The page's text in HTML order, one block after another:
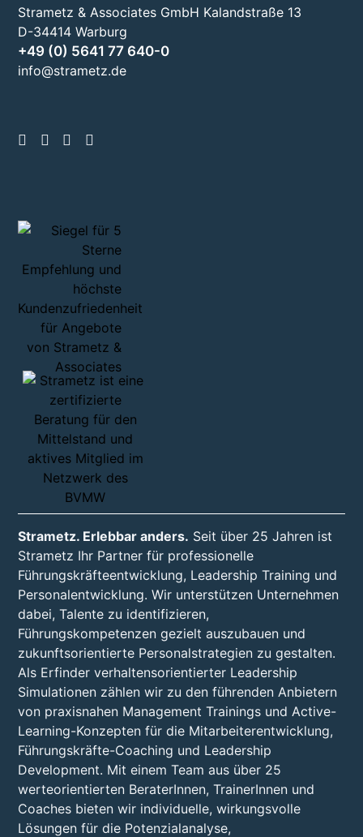
Strametz & Associates GmbH Kalandstraße 13
D-34414 Warburg
+49 (0) 5641 77 640-0
info@strametz.de
Strametz. Erlebbar anders. Seit über 25 Jahren ist
Strametz Ihr Partner für professionelle
Führungskräfteentwicklung, Leadership Training und
Personalentwicklung. Wir unterstützen Unternehmen
dabei, Talente zu identifizieren,
Führungskompetenzen gezielt auszubauen und
zukunftsorientierte Personalstrategien zu gestalten.
Als Erfinder verhaltensorientierter Leadership
Simulationen zählen wir zu den führenden Anbietern
von praxisnahen Management Trainings und Active-
Learning-Konzepten für die Mitarbeiterentwicklung,
Führungskräfte-Coaching und Leadership
Development. Mit einem Team aus über 25
werteorientierten BeraterInnen, TrainerInnen und
Coaches bieten wir individuelle, wirkungsvolle
Lösungen für die Potenzialanalyse,